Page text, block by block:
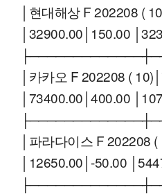
│현대해상 F 202208 (
│32900.00│150.00
│카카오 F 202208 (
│73400.00│400.00
│파라다이스 F 202208
│12650.00│-50.00